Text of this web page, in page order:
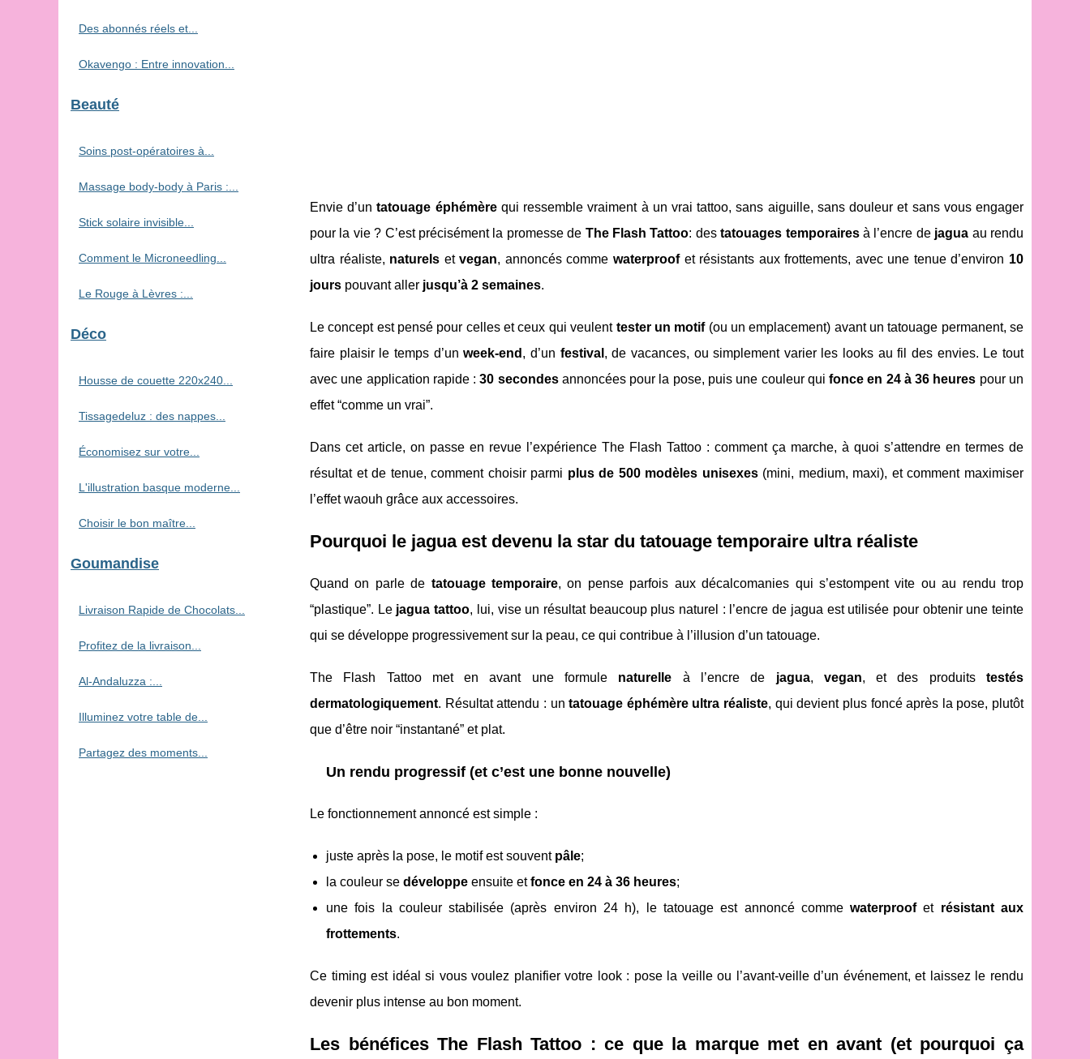
Envie d’untatouage éphémèrequi ressemble vraiment à un vrai tattoo, sans aiguille, sans douleur et sans vous engager
pour la vie ? C’est précisément la promesse de The Flash Tattoo: destatouages temporairesà l’encre de jagua au rendu
ultra réaliste, naturels etvegan, annoncés comme waterproofet résistants aux frottements, avec une tenue d’environ 10
jours pouvant aller jusqu’à 2 semaines.
Le concept est pensé pour celles et ceux qui veulent tester un motif(ou un emplacement) avant un tatouage permanent, se
faire plaisir le temps d’unweek-end , d’un festival , de vacances, ou simplement varier les looks au fil des envies. Le tout
avec une application rapide :30 secondesannoncées pour la pose, puis une couleur quifonce en 24 à 36 heures pour un
effet “comme un vrai”.
Dans cet article, on passe en revue l’expérience The Flash Tattoo : comment ça marche, à quoi s’attendre en termes de
résultat et de tenue, comment choisir parmi plus de 500 modèles unisexes(mini, medium, maxi), et comment maximiser
l’effet waouh grâce aux accessoires.
Pourquoi le jagua est devenu la star du tatouage temporaire ultra réaliste
Quand on parle de tatouage temporaire, on pense parfois aux décalcomanies qui s’estompent vite ou au rendu trop
“plastique”. Le jagua tattoo, lui, vise un résultat beaucoup plus naturel : l’encre de jagua est utilisée pour obtenir une teinte
qui se développe progressivement sur la peau, ce qui contribue à l’illusion d’un tatouage.
The Flash Tattoo met en avant une formule naturelle à l’encre de jagua, vegan, et des produitstestés
dermatologiquement. Résultat attendu : untatouage éphémère ultra réaliste, qui devient plus foncé après la pose, plutôt
que d’être noir “instantané” et plat.
Un rendu progressif (et c’est une bonne nouvelle)
Le fonctionnement annoncé est simple :
juste après la pose, le motif est souvent pâle;
la couleur se développe ensuite etfonce en 24 à 36 heures;
une fois la couleur stabilisée (après environ 24 h), le tatouage est annoncé commewaterproofet résistant aux
frottements.
Ce timing est idéal si vous voulez planifier votre look : pose la veille ou l’avant-veille d’un événement, et laissez le rendu
devenir plus intense au bon moment.
Les bénéfices The Flash Tattoo : ce que la marque met en avant (et pourquoi ça
Des abonnés réels et...
Okavengo : Entre innovation...
Beauté
Soins post-opératoires à...
Massage body-body à Paris :...
Stick solaire invisible...
Comment le Microneedling...
Le Rouge à Lèvres :...
Déco
Housse de couette 220x240...
Tissagedeluz : des nappes...
Économisez sur votre...
L'illustration basque moderne...
Choisir le bon maître...
Goumandise
Livraison Rapide de Chocolats...
Profitez de la livraison...
Al-Andaluzza :...
Illuminez votre table de...
Partagez des moments...